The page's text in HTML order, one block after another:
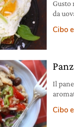
Gusto
da
Cibo
Il
Cibo